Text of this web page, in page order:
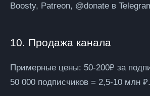
Boosty, Patreon, @donate в
10. Продажа канала
Примерные цены: 50-200₽ за
50 000 подписчиков = 2,5-10 млн ₽.